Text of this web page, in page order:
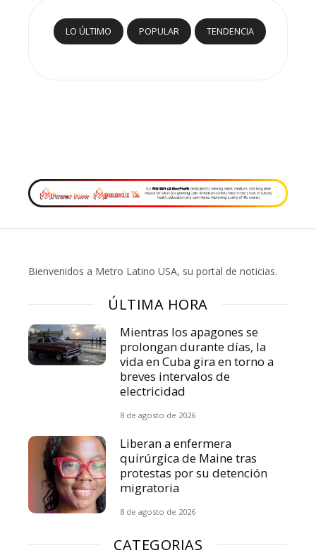
LO ÚLTIMO POPULAR TENDENCIA
Bienvenidos a Metro Latino USA, su portal de noticias.
ÚLTIMA HORA
Mientras los apagones se
prolongan durante días, la
vida en Cuba gira en torno a
breves intervalos de
electricidad
8 de agosto de 2026
Liberan a enfermera
quirúrgica de Maine tras
protestas por su detención
migratoria
8 de agosto de 2026
CATEGORIAS